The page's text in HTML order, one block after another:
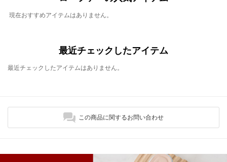
現在おすすめアイテムはありません。
最近チェックしたアイテム
最近チェックしたアイテムはありません。
この商品に関するお問い合わせ